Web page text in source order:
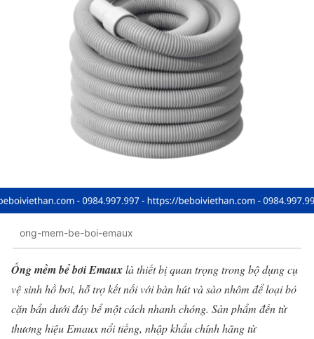
ong-mem-be-boi-emaux
Ống mềm bể bơi Emauxlà thiết bị quan trọng trong bộ dụng cụ
vệ sinh hồ bơi, hỗ trợ kết nối với bàn hút và sào nhôm để loại bỏ
cặn bẩn dưới đáy bể một cách nhanh chóng. Sản phẩm đến từ
thương hiệu Emaux nổi tiếng, nhập khẩu chính hãng từ